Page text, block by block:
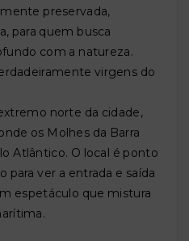
preservada,
para quem busca
com a natureza.
virgens do
norte da cidade,
os Molhes da Barra
Atlântico. O local é ponto
para ver a entrada e saída
espetáculo que mistura